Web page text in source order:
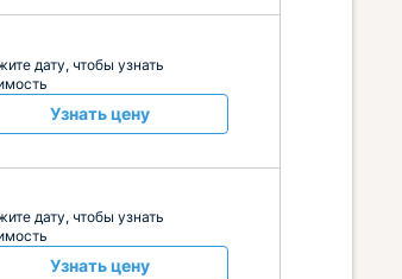
дату, чтобы узнать
Узнать цену
дату, чтобы узнать
Узнать цену